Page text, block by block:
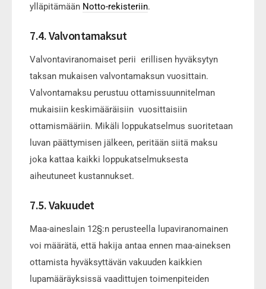
ylläpitämään Notto-rekisteriin.
7.4. Valvontamaksut
Valvontaviranomaiset perii erillisen hyväksytyn
taksan mukaisen valvontamaksun vuosittain.
Valvontamaksu perustuu ottamissuunnitelman
mukaisiin keskimääräisiin vuosittaisiin
ottamismääriin. Mikäli loppukatselmus suoritetaan
luvan päättymisen jälkeen, peritään siitä maksu
joka kattaa kaikki loppukatselmuksesta
aiheutuneet kustannukset.
7.5. Vakuudet
Maa-aineslain 12§:n perusteella lupaviranomainen
voi määrätä, että hakija antaa ennen maa-aineksen
ottamista hyväksyttävän vakuuden kaikkien
lupamääräyksissä vaadittujen toimenpiteiden